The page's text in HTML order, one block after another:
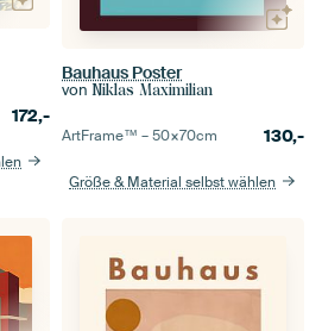
172,-
Bauhaus Poster
von Niklas Maximilian
ArtFrame™ –50×70cm 130,-
Größe & Material selbst wählen